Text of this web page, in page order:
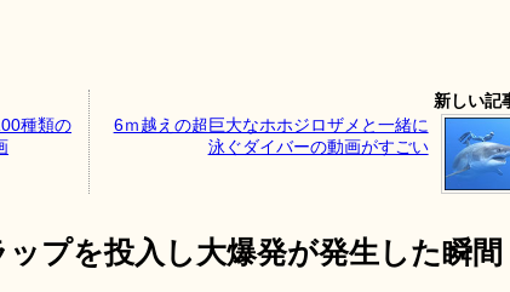
種類の
新しい記
6ｍ越えの超巨大なホホジロザメと一緒に
泳ぐダイバーの動画がすごい
プを投入し大爆発が発生した瞬間